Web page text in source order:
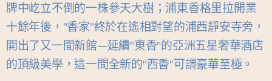
牌中屹立不倒的一株參天大樹；浦東香格里拉開業
十餘年後，"香家"終於在遙相對望的浦西靜安寺旁，
開出了又一間新館—延續"東稥"的亞洲五星奢華酒店
的頂級美學，這一間全新的"西稥"可謂豪華至極。